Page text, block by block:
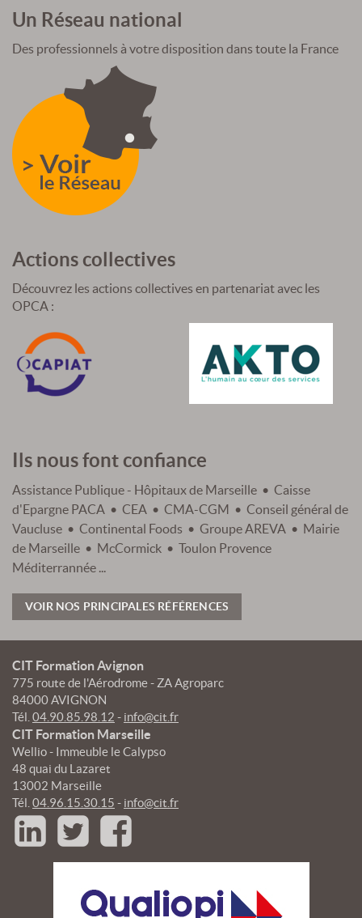
Un Réseau national
Des professionnels à votre disposition dans toute la France
Actions collectives
Découvrez les actions collectives en partenariat avec les
OPCA :
Ils nous font confiance
Assistance Publique - Hôpitaux de Marseille • Caisse
d'Epargne PACA • CEA • CMA-CGM • Conseil général de
Vaucluse • Continental Foods • Groupe AREVA • Mairie
de Marseille • McCormick • Toulon Provence
Méditerrannée ...
VOIR NOS PRINCIPALES RÉFÉRENCES
CIT Formation Avignon
775 route de l'Aérodrome - ZA Agroparc
84000 AVIGNON
Tél. 04.90.85.98.12 - info@cit.fr
CIT Formation Marseille
Wellio - Immeuble le Calypso
48 quai du Lazaret
13002 Marseille
Tél. 04.96.15.30.15 - info@cit.fr